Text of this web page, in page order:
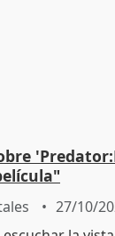
27/10/